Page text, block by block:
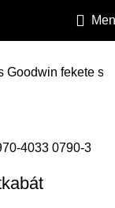
Goodwin fekete